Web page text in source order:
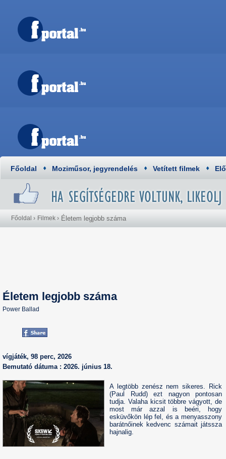
Főoldal Moziműsor, jegyrendelés Vetített filmek
Főoldal › Filmek › Életem legjobb száma
Életem legjobb száma
Power Ballad
vígjáték, 98 perc, 2026
Bemutató dátuma : 2026. június 18.
A legtöbb zenész nem sikeres. Rick
(Paul Rudd) ezt nagyon pontosan
tudja. Valaha kicsit többre vágyott, de
most már azzal is beéri, hogy
esküvőkön lép fel, és a menyasszony
barátnőinek kedvenc számait játssza
hajnalig.